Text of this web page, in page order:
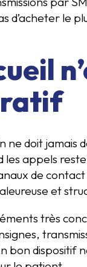
d’acheter le
ne doit jamais
les appels
de
et
très
bon dispositif